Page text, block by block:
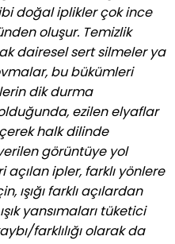
doğal iplikler çok ince
oluşur. Temizlik
dairesel sert silmeler ya
bu bükümleri
dik durma
ezilen elyaflar
halk dilinde
görüntüye yol
açılan ipler, farklı yönlere
ışığı farklı açılardan
yansımaları tüketici
farklılığı olarak da